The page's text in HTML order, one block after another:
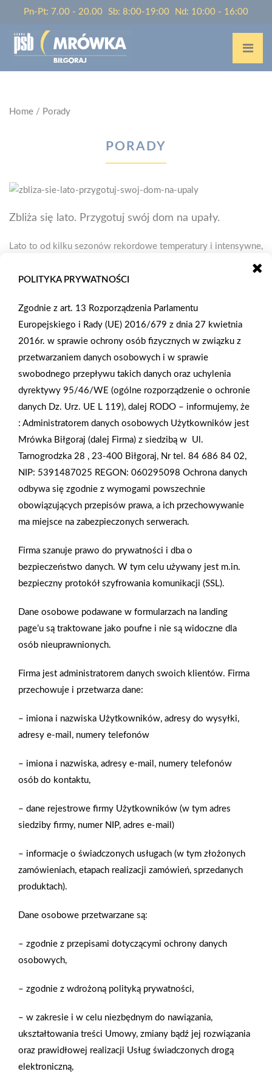
Pn-Pt: 7.00 - 20.00 Sb: 8:00-19:00 Nd: 10:00 - 16:00
Home / Porady
PORADY
Zbliża się lato. Przygotuj swój dom na upały.
Lato to od kilku sezonów rekordowe temperatury i intensywne,
jeszcze większego znaczenia nabiera ochrona wnętrz przed
osiągnąć dzięki zastosowaniu przesłon zewnętrznych, które
potrafią ograniczyć dostęp ciepła nawet o 94%. Teraz można
wybierać spośród różnych rozwiązań, które nie tylko
gwarantują skuteczną ochronę przed upałem, ale także
całkowicie blokują dostęp światła i chronią przed hałasem.
Zobacz więcej
Maj to z pewnością miesiąc grilla. To w maju odbywają się
pierwsze, wspólne biesiady na świeżym powietrzu i pierwsze
Zobacz więcej
Osłony roślin
panują późną jesienią, zimą, a potem wczesną wiosną, sprawiają,
że wiele odmian ozdobnych i użytkowych roślin ogrodowych
praktycznych, gotowych do zastosowania produktów.
domowego budżetu.
POLITYKA PRYWATNOŚCI
Zgodnie z art. 13 Rozporządzenia Parlamentu
Europejskiego i Rady (UE) 2016/679 z dnia 27 kwietnia
2016r. w sprawie ochrony osób fizycznych w związku z
przetwarzaniem danych osobowych i w sprawie
swobodnego przepływu takich danych oraz uchylenia
dyrektywy 95/46/WE (ogólne rozporządzenie o ochronie
danych Dz. Urz. UE L 119), dalej RODO – informujemy, że
: Administratorem danych osobowych Użytkowników jest
Mrówka Biłgoraj (dalej Firma) z siedzibą w Ul.
Tarnogrodzka 28 , 23-400 Biłgoraj, Nr tel. 84 686 84 02,
NIP: 5391487025 REGON: 060295098 Ochrona danych
odbywa się zgodnie z wymogami powszechnie
obowiązujących przepisów prawa, a ich przechowywanie
ma miejsce na zabezpieczonych serwerach.
Firma szanuje prawo do prywatności i dba o
bezpieczeństwo danych. W tym celu używany jest m.in.
bezpieczny protokół szyfrowania komunikacji (SSL).
Dane osobowe podawane w formularzach na landing
page’u są traktowane jako poufne i nie są widoczne dla
osób nieuprawnionych.
Firma jest administratorem danych swoich klientów. Firma
przechowuje i przetwarza dane:
– imiona i nazwiska Użytkowników, adresy do wysyłki,
adresy e-mail, numery telefonów
– imiona i nazwiska, adresy e-mail, numery telefonów
osób do kontaktu,
– dane rejestrowe firmy Użytkowników (w tym adres
siedziby firmy, numer NIP, adres e-mail)
– informacje o świadczonych usługach (w tym złożonych
zamówieniach, etapach realizacji zamówień, sprzedanych
produktach).
Dane osobowe przetwarzane są:
– zgodnie z przepisami dotyczącymi ochrony danych
osobowych,
– zgodnie z wdrożoną polityką prywatności,
– w zakresie i w celu niezbędnym do nawiązania,
ukształtowania treści Umowy, zmiany bądź jej rozwiązania
oraz prawidłowej realizacji Usług świadczonych drogą
elektroniczną,